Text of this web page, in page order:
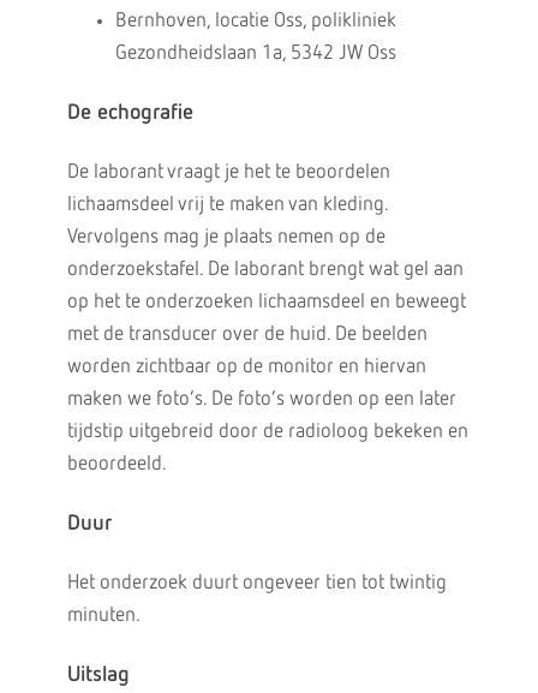
Bernhoven, locatie Oss, polikliniek
Gezondheidslaan 1a, 5342 JW Oss
De echografie
De laborant vraagt je het te beoordelen
lichaamsdeel vrij te maken van kleding.
Vervolgens mag je plaats nemen op de
onderzoekstafel. De laborant brengt wat gel aan
op het te onderzoeken lichaamsdeel en beweegt
met de transducer over de huid. De beelden
worden zichtbaar op de monitor en hiervan
maken we foto’s. De foto’s worden op een later
tijdstip uitgebreid door de radioloog bekeken en
beoordeeld.
Duur
Het onderzoek duurt ongeveer tien tot twintig
minuten.
Uitslag